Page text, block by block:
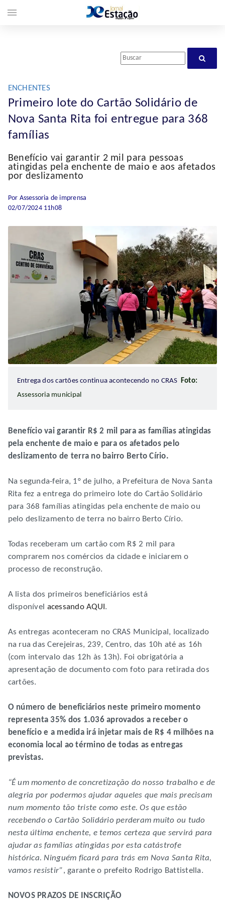
ENCHENTES
Primeiro lote do Cartão Solidário de
Nova Santa Rita foi entregue para 368
famílias
Benefício vai garantir 2 mil para pessoas
atingidas pela enchente de maio e aos afetados
por deslizamento
Por Assessoria de imprensa
02/07/2024 11h08
Entrega dos cartões continua acontecendo no CRAS Foto:
Assessoria municipal
Benefício vai garantir R$ 2 mil para as famílias atingidas
pela enchente de maio e para os afetados pelo
deslizamento de terra no bairro Berto Círio.
Na segunda-feira, 1° de julho, a Prefeitura de Nova Santa
Rita fez a entrega do primeiro lote do Cartão Solidário
para 368 famílias atingidas pela enchente de maio ou
pelo deslizamento de terra no bairro Berto Círio.
Todas receberam um cartão com R$ 2 mil para
comprarem nos comércios da cidade e iniciarem o
processo de reconstrução.
A lista dos primeiros beneficiários está
disponível acessando AQUI .
As entregas aconteceram no CRAS Municipal, localizado
na rua das Cerejeiras, 239, Centro, das 10h até as 16h
(com intervalo das 12h às 13h). Foi obrigatória a
apresentação de documento com foto para retirada dos
cartões.
O número de beneficiários neste primeiro momento
representa 35% dos 1.036 aprovados a receber o
benefício e a medida irá injetar mais de R$ 4 milhões na
economia local ao término de todas as entregas
previstas.
“É um momento de concretização do nosso trabalho e de
alegria por podermos ajudar aqueles que mais precisam
num momento tão triste como este. Os que estão
recebendo o Cartão Solidário perderam muito ou tudo
nesta última enchente, e temos certeza que servirá para
ajudar as famílias atingidas por esta catástrofe
histórica. Ninguém ficará para trás em Nova Santa Rita,
vamos resistir”, garante o prefeito Rodrigo Battistella.
NOVOS PRAZOS DE INSCRIÇÃO
menu